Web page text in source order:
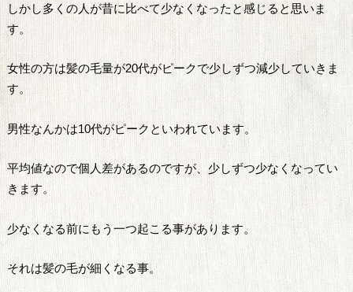
しかし多くの人が昔に比べて少なくなったと感じると思いま
す。
女性の方は髪の毛量が20代がピークで少しずつ減少していきま
す。
男性なんかは10代がピークといわれています。
平均値なので個人差があるのですが、少しずつ少なくなってい
きます。
少なくなる前にもう一つ起こる事があります。
それは髪の毛が細くなる事。